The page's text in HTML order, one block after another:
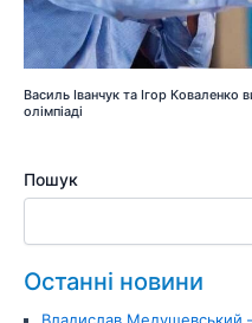
Василь Іванчук та Ігор
олімпіаді
Пошук
Останні новини
Владислав Медушевський